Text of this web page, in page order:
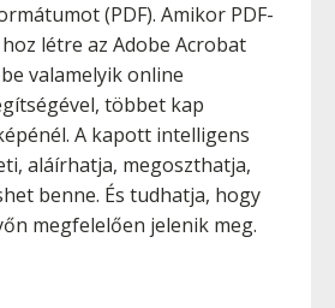
(PDF). Amikor PDF-
létre az Adobe Acrobat
valamelyik online
többet kap
A kapott intelligens
aláírhatja, megoszthatja,
benne. És tudhatja, hogy
megfelelően jelenik meg.